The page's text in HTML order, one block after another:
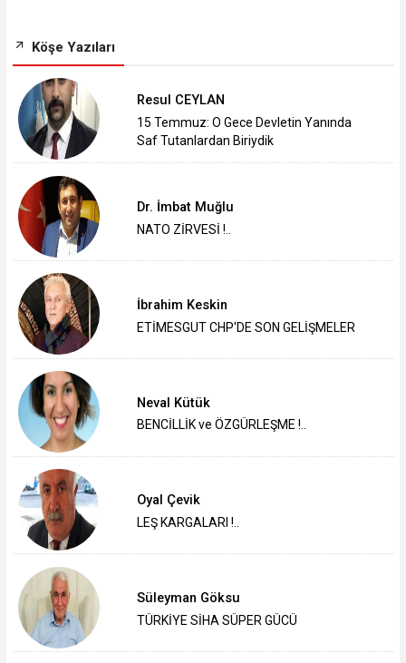
Köşe Yazıları
Resul CEYLAN
15 Temmuz: O Gece Devletin Yanında
Saf Tutanlardan Biriydik
Dr. İmbat Muğlu
NATO ZİRVESİ !..
İbrahim Keskin
ETİMESGUT CHP'DE SON GELİŞMELER
Neval Kütük
BENCİLLİK ve ÖZGÜRLEŞME !..
Oyal Çevik
LEŞ KARGALARI !..
Süleyman Göksu
TÜRKİYE SİHA SÜPER GÜCÜ